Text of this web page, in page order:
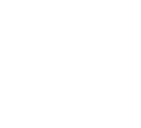
代办园林资质,北京园林绿化资
上海代办工商营业执照厂家_上
【营业执照年检工商注册代办代
【图】外地购车回执单一事,求
渝开发：2010年半年度财务报告